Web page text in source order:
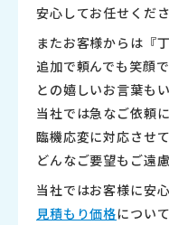
安心してお任せくださ
またお客様からは『
追加で頼んでも笑顔
との嬉しいお言葉も
当社では急なご依頼
臨機応変に対応させ
どんなご要望もご遠
当社ではお客様に安
見積もり価格につい